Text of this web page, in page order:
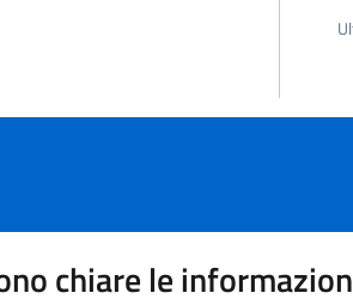
chiare le